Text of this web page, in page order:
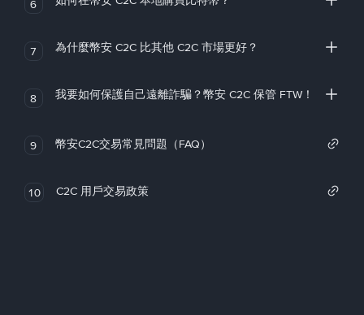
6
7 為什麼幣安 C2C 比其他 C2C 市場更好？
8 我要如何保護自己遠離詐騙？幣安 C2C 保管 FTW！
9 幣安C2C交易常見問題（FAQ）
10 C2C 用戶交易政策